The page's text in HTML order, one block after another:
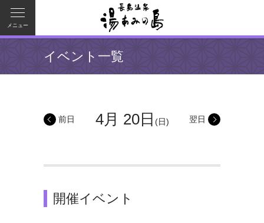
メニュー
イベント一覧
4月 20日 (日)
前日 翌日
開催イベント